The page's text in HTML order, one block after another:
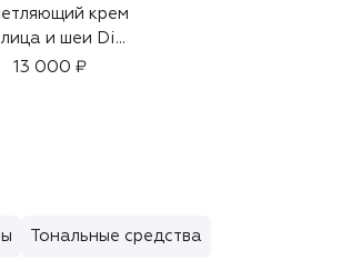
крем
и шеи Dior
Essence of
13 000 ₽
Тональные средства